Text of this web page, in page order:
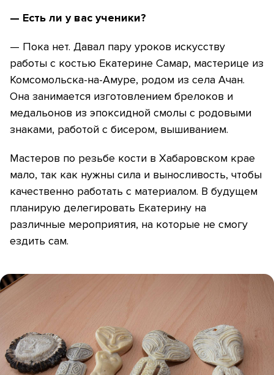
— Есть ли у вас ученики?
— Пока нет. Давал пару уроков искусству
работы с костью Екатерине Самар, мастерице из
Комсомольска-на-Амуре, родом из села Ачан.
Она занимается изготовлением брелоков и
медальонов из эпоксидной смолы с родовыми
знаками, работой с бисером, вышиванием.
Мастеров по резьбе кости в Хабаровском крае
мало, так как нужны сила и выносливость, чтобы
качественно работать с материалом. В будущем
планирую делегировать Екатерину на
различные мероприятия, на которые не смогу
ездить сам.